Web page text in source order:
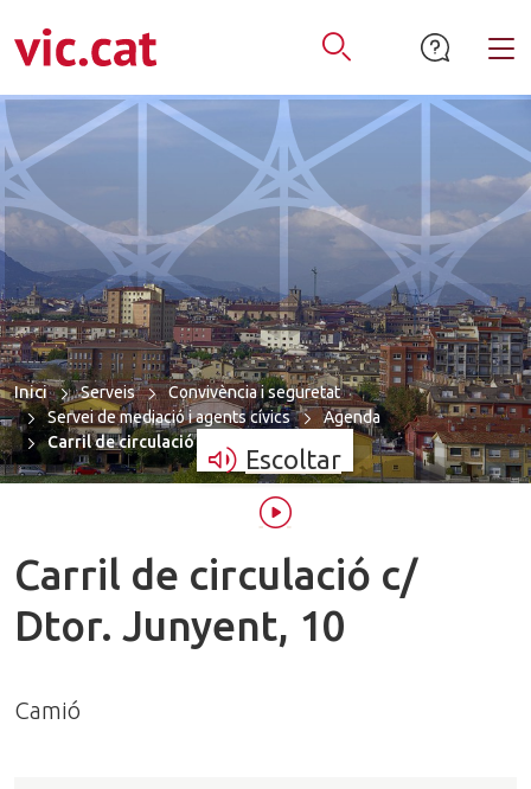
al contingut
a la navegació
de contacte
Obrir Cercador
Escoltar
Inici Serveis
Convivència i seguretat
Servei de mediació i agents cívics
Agenda
Carril de circulació c/ Dtor. Junyent, …
Carril de circulació c/
Dtor. Junyent, 10
Camió